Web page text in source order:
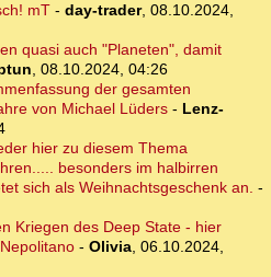
mT- day-trader, 08.10.2024,
quasi auch "Planeten", damit
, 08.10.2024, 04:26
der gesamten
von Michael Lüders - Lenz-
hier zu diesem Thema
besonders im halbirren
sich als Weihnachtsgeschenk an. -
Kriegen des Deep State - hier
- Olivia, 06.10.2024,